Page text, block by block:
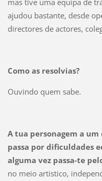
mas tive uma equipa de
ajudou bastante, desde
directores de actores,
Como as resolvias?
Ouvindo quem sabe.
A tua personagem a
passa por dificuldades
alguma vez passa-te
no meio artistico,